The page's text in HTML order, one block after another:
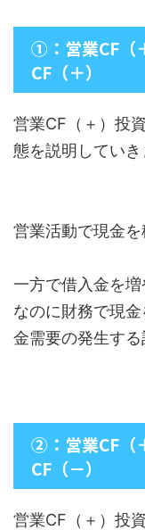
①：営業CF（
CF（＋）
営業CF（＋）投
態を説明していき
営業活動で現金を
一方で借入金を増
なのに財務で現
金需要の発生する
②：営業CF（
CF（－）
営業CF（＋）投